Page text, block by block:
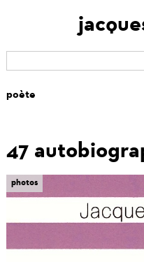
47
tabs
photos(onglet
actif)